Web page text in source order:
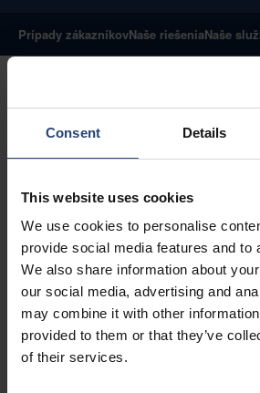
Consent Details
This website uses cookies
We use cookies to personalise
provide social media features and to
We also share information about
our social media, advertising and
may combine it with other
provided to them or that they’ve
of their services.
Prípady zákazníkovNaše riešeniaNaše
Odbornosť v